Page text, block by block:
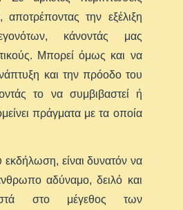
αποτρέποντας την εξέλιξη
κάνοντάς μας
Μπορεί όμως και να
και την πρόοδο του
το να συμβιβαστεί ή
πράγματα με τα οποία
εκδήλωση, είναι δυνατόν να
αδύναμο, δειλό και
στο μέγεθος των